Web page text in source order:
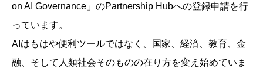
on AI Governance」のPartnership Hubへの登録申請を行
っています。
AIはもはや便利ツールではなく、国家、経済、教育、金
融、そして人類社会そのものの在り方を変え始めていま